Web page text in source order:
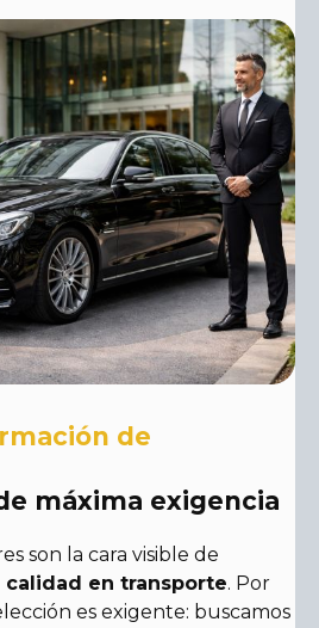
de
máxima exigencia
son la cara visible de
en transporte. Por
es exigente: buscamos